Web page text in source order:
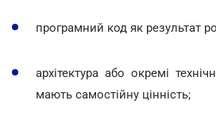
програмний код як результат
архітектура або окремі
мають самостійну цінність;